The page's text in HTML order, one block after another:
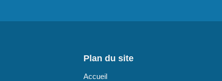
Plan du site
Accueil